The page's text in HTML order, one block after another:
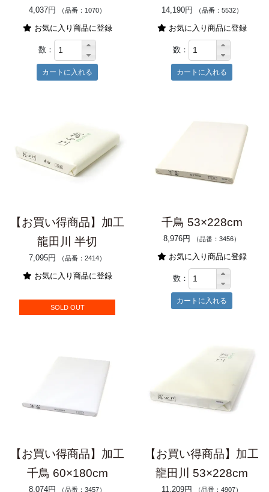
4,037円 （品番：1070）
お気に入り商品に登録
数：
14,190円 （品番：5532）
お気に入り商品に登録
数：
【お買い得商品】加工
龍田川 半切
7,095円 （品番：2414）
お気に入り商品に登録
SOLD OUT
千鳥 53×228cm
8,976円 （品番：3456）
お気に入り商品に登録
数：
【お買い得商品】加工
千鳥 60×180cm
8,074円 （品番：3457）
【お買い得商品】加工
龍田川 53×228cm
11,209円 （品番：4907）